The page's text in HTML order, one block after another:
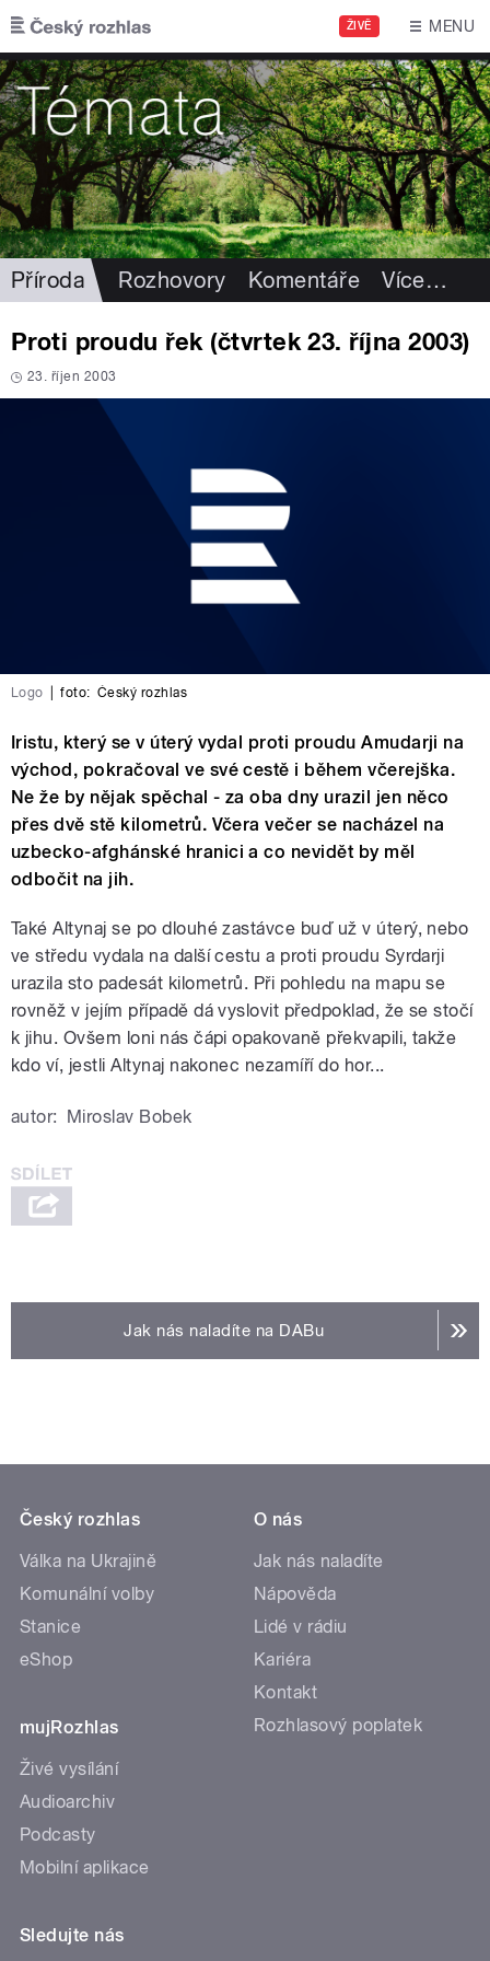
Přejít k hlavnímu obsahu
ŽIVĚ MENU
Příroda Rozhovory Komentáře Více…
Proti proudu řek (čtvrtek 23. října 2003)
23. říjen 2003
Logo foto: Český rozhlas
Iristu, který se v úterý vydal proti proudu Amudarji na
východ, pokračoval ve své cestě i během včerejška.
Ne že by nějak spěchal - za oba dny urazil jen něco
přes dvě stě kilometrů. Včera večer se nacházel na
uzbecko-afghánské hranici a co nevidět by měl
odbočit na jih.
Také Altynaj se po dlouhé zastávce buď už v úterý, nebo
ve středu vydala na další cestu a proti proudu Syrdarji
urazila sto padesát kilometrů. Při pohledu na mapu se
rovněž v jejím případě dá vyslovit předpoklad, že se stočí
k jihu. Ovšem loni nás čápi opakovaně překvapili, takže
kdo ví, jestli Altynaj nakonec nezamíří do hor...
autor: Miroslav Bobek
Jak nás naladíte na DABu
Český rozhlas
Válka na Ukrajině
Komunální volby
Stanice
eShop
mujRozhlas
Živé vysílání
Audioarchiv
Podcasty
Mobilní aplikace
O nás
Jak nás naladíte
Nápověda
Lidé v rádiu
Kariéra
Kontakt
Rozhlasový poplatek
Sledujte nás